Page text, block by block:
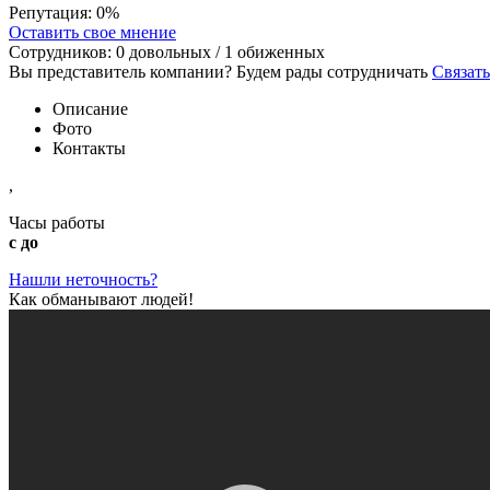
Репутация: 0%
Оставить свое мнение
Сотрудников: 0 довольных / 1 обиженных
Вы представитель компании? Будем рады сотрудничать
Описание
Фото
Контакты
,
Часы работы
с до
Нашли неточность?
Как обманывают людей!